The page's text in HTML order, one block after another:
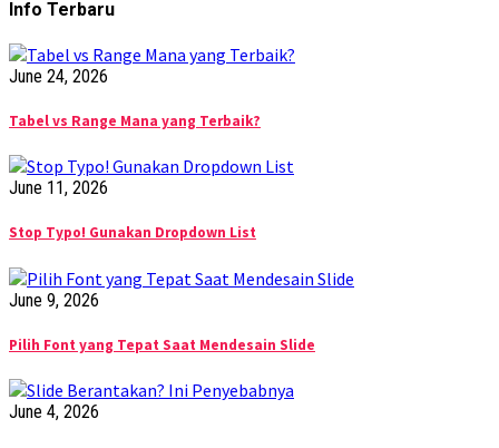
Info Terbaru
June 24, 2026
Tabel vs Range Mana yang Terbaik?
June 11, 2026
Stop Typo! Gunakan Dropdown List
June 9, 2026
Pilih Font yang Tepat Saat Mendesain Slide
June 4, 2026